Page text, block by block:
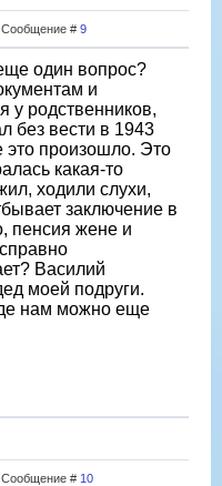
Сообщение # 9
один вопрос?
и
у родственников,
без вести в 1943
это произошло. Это
какая-то
ходили слухи,
заключение в
пенсия жене и
Василий
моей подруги.
нам можно еще
Сообщение # 10